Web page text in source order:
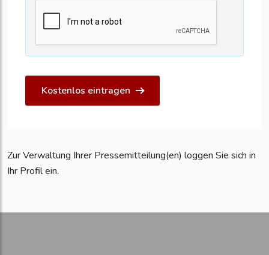
Kostenlos eintragen
Zur Verwaltung Ihrer Pressemitteilung(en) loggen Sie sich in
Ihr Profil ein.